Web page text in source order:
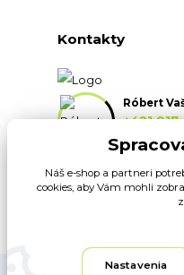
Kontakty
Róbert
+421
(Po-Pia,
Náš e-shop a partneri
cookies, aby Vám mohli
Nastavenia